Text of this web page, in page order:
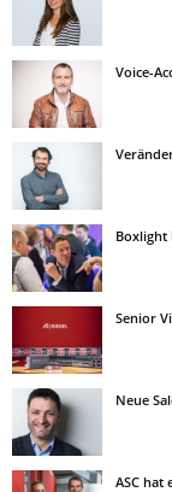
Voice-
Boxlight
Senior
Neue
ASC hat